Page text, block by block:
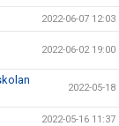
2022-06-07 12:03
2022-06-02 19:00
2022-05-18
2022-05-16 11:37